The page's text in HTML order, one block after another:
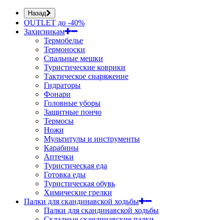
Назад
OUTLET до -40%
Захисникам
Термобелье
Термоноски
Спальные мешки
Туристические коврики
Тактическое снаряжение
Гидраторы
Фонари
Головные уборы
Защитные пончо
Термосы
Ножи
Мультитулы и инструменты
Карабины
Аптечки
Туристическая еда
Готовка еды
Туристическая обувь
Химические грелки
Палки для скандинавской ходьбы
Палки для скандинавской ходьбы